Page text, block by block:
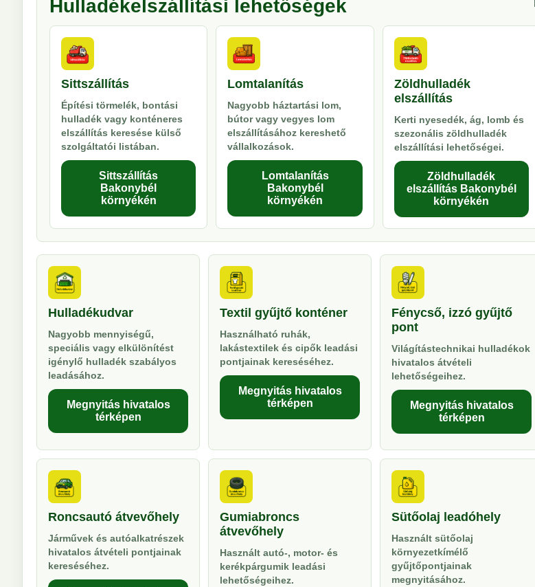
Hulladékelszállítási lehetőségek
Sittszállítás
Építési törmelék, bontási
hulladék vagy konténeres
elszállítás keresése külső
szolgáltatói listában.
Sittszállítás
Bakonybél
környékén
Lomtalanítás
Nagyobb háztartási lom,
bútor vagy vegyes lom
elszállításához kereshető
vállalkozások.
Lomtalanítás
Bakonybél
környékén
Zöldhulladék
elszállítás
Kerti nyesedék, ág, lomb és
szezonális zöldhulladék
elszállítási lehetőségei.
Zöldhulladék
elszállítás Bakonybél
környékén
Hulladékudvar
Nagyobb mennyiségű,
speciális vagy elkülönítést
igénylő hulladék szabályos
leadásához.
Megnyitás hivatalos
térképen
Textil gyűjtő konténer
Használható ruhák,
lakástextilek és cipők leadási
pontjainak kereséséhez.
Megnyitás hivatalos
térképen
Fénycső, izzó gyűjtő
pont
Világítástechnikai hulladékok
hivatalos átvételi
lehetőségeihez.
Megnyitás hivatalos
térképen
Roncsautó átvevőhely
Járművek és autóalkatrészek
hivatalos átvételi pontjainak
kereséséhez.
Gumiabroncs
átvevőhely
Használt autó-, motor- és
kerékpárgumik leadási
lehetőségeihez.
Sütőolaj leadóhely
Használt sütőolaj
környezetkímélő
gyűjtőpontjainak
megnyitásához.